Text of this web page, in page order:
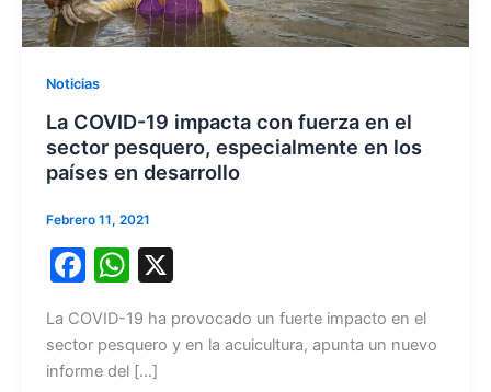
Noticias
La COVID-19 impacta con fuerza en el
sector pesquero, especialmente en los
países en desarrollo
Febrero 11, 2021
F
c
e
W
at
s
X
La COVID-19 ha provocado un fuerte impacto en el
sector pesquero y en la acuicultura, apunta un nuevo
informe del […]